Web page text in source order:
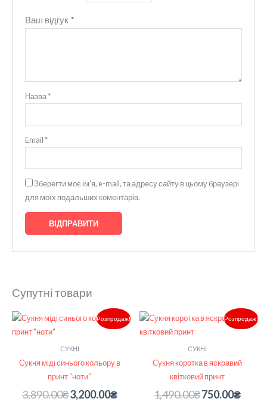
Ваш відгук *
Назва*
Email*
Зберегти моє ім'я, e-mail, та адресу сайту в цьому браузері
для моїх подальших коментарів.
Супутні товари
Розпродаж!
СУКНІ
Сукня міді синього кольору в
принт “ноти”
3,890.00₴
Оригінальна
ціна:
3,200.00₴
Поточна
ціна:
3,200.00₴.
Розпродаж!
СУКНІ
Сукня коротка в яскравий
квітковий принт
1,490.00₴
Оригінальна
ціна:
1,490.00₴.
750.00₴
ціна: